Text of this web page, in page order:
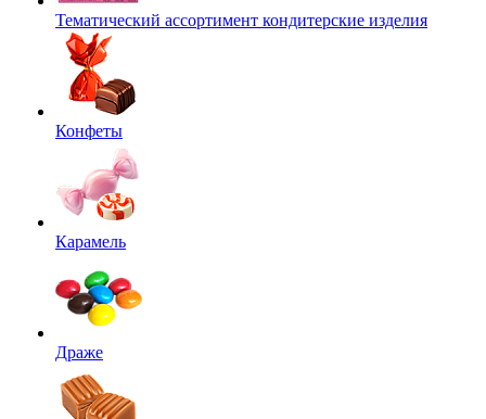
Тематический ассортимент кондитерские изделия
Конфеты
Карамель
Драже